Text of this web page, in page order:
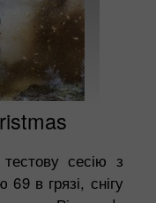
сесію з
в грязі, снігу